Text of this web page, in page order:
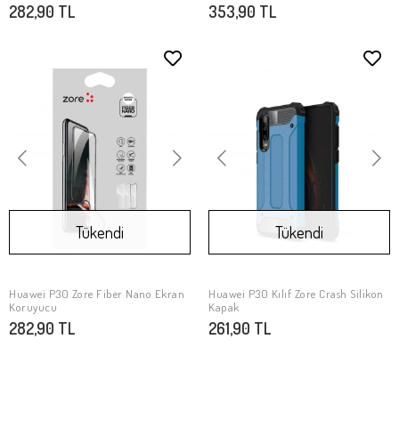
282,90 TL 353,90 TL
Stokta Yok
Tükendi
Huawei P30 Zore Fiber Nano Ekran
Koruyucu
282,90 TL
Stokta Yok
Tükendi
Huawei P30 Kılıf Zore Crash Silikon
Kapak
261,90 TL